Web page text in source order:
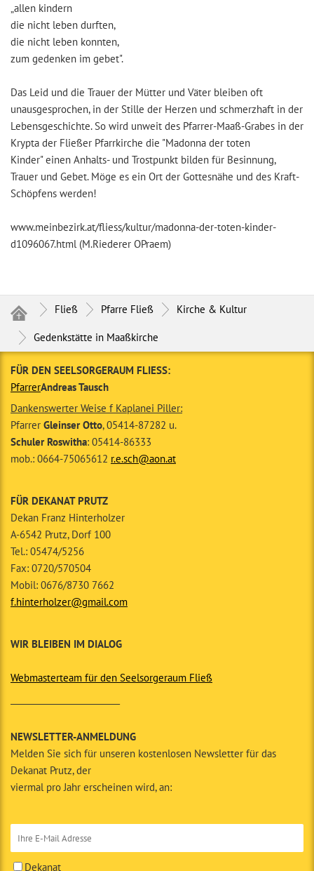
„allen kindern
die nicht leben durften,
die nicht leben konnten,
zum gedenken im gebet".
Das Leid und die Trauer der Mütter und Väter bleiben oft
unausgesprochen, in der Stille der Herzen und schmerzhaft in der
Lebensgeschichte. So wird unweit des Pfarrer-Maaß-Grabes in der
Krypta der Fließer Pfarrkirche die "Madonna der toten
Kinder" einen Anhalts- und Trostpunkt bilden für Besinnung,
Trauer und Gebet. Möge es ein Ort der Gottesnähe und des Kraft-
Schöpfens werden!
www.meinbezirk.at/fliess/kultur/madonna-der-toten-kinder-
d1096067.html (M.Riederer OPraem)
Fließ Pfarre Fließ Kirche & Kultur
Gedenkstätte in Maaßkirche
FÜR DEN SEELSORGERAUM FLIESS:
PfarrerAndreas Tausch
Dankenswerter Weise f Kaplanei Piller:
Pfarrer Gleinser Otto, 05414-87282 u.
Schuler Roswitha: 05414-86333
mob.: 0664-75065612 r.e.sch@aon.at
FÜR DEKANAT PRUTZ
Dekan Franz Hinterholzer
A-6542 Prutz, Dorf 100
Tel.: 05474/5256
Fax: 0720/570504
Mobil: 0676/8730 7662
f.hinterholzer@gmail.com
WIR BLEIBEN IM DIALOG
Webmasterteam für den Seelsorgeraum Fließ
NEWSLETTER-ANMELDUNG
Melden Sie sich für unseren kostenlosen Newsletter für das
Dekanat Prutz, der
viermal pro Jahr erscheinen wird, an:
Dekanat